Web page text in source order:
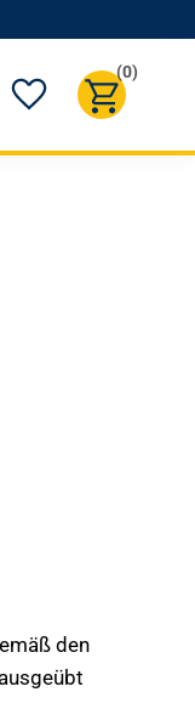
(0)
den